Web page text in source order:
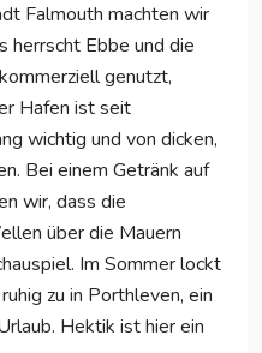
Falmouth machten wir
herrscht Ebbe und die
genutzt,
Hafen ist seit
wichtig und von dicken,
Bei einem Getränk auf
wir, dass die
über die Mauern
Im Sommer lockt
zu in Porthleven, ein
Hektik ist hier ein